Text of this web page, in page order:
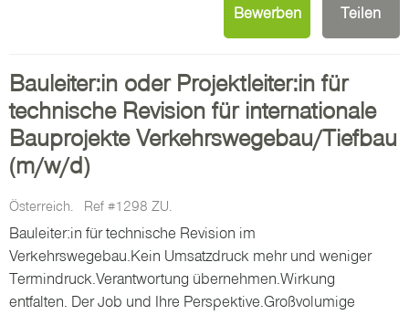
Bewerben Teilen
Bauleiter:in oder Projektleiter:in für
technische Revision für internationale
Bauprojekte Verkehrswegebau/Tiefbau
(m/w/d)
Österreich. Ref #1298 ZU.
Bauleiter:in für technische Revision im
Verkehrswegebau.Kein Umsatzdruck mehr und weniger
Termindruck.Verantwortung übernehmen.Wirkung
entfalten. Der Job und Ihre Perspektive.Großvolumige